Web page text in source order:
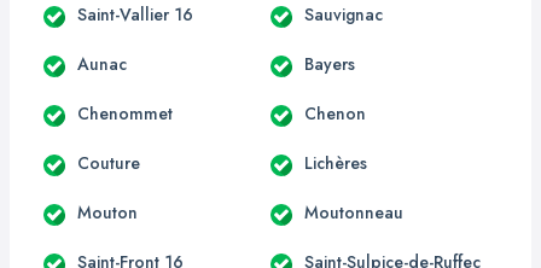
Saint-Vallier 16 Sauvignac
Aunac Bayers
Chenommet Chenon
Couture Lichères
Mouton Moutonneau
Saint-Front 16 Saint-Sulpice-de-Ruffec